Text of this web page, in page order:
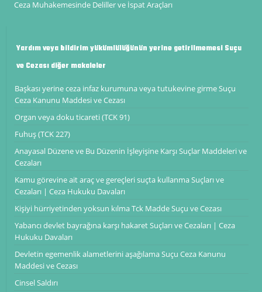
Ceza Muhakemesinde Deliller ve İspat Araçları
Yardım veya bildirim yükümlülüğünün yerine getirilmemesi Suçu
ve Cezası diğer makaleler
Başkası yerine ceza infaz kurumuna veya tutukevine girme Suçu
Ceza Kanunu Maddesi ve Cezası
Organ veya doku ticareti (TCK 91)
Fuhuş (TCK 227)
Anayasal Düzene ve Bu Düzenin İşleyişine Karşı Suçlar Maddeleri ve
Cezaları
Kamu görevine ait araç ve gereçleri suçta kullanma Suçları ve
Cezaları | Ceza Hukuku Davaları
Kişiyi hürriyetinden yoksun kılma Tck Madde Suçu ve Cezası
Yabancı devlet bayrağına karşı hakaret Suçları ve Cezaları | Ceza
Hukuku Davaları
Devletin egemenlik alametlerini aşağılama Suçu Ceza Kanunu
Maddesi ve Cezası
Cinsel Saldırı